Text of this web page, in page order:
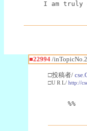
I am truly
■22994/
□投稿者/
□U R L/ http://
%%